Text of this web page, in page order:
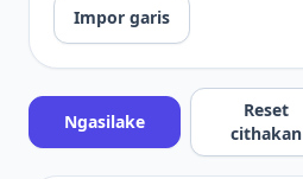
Impor garis
Ngasilake
Reset
cithakan